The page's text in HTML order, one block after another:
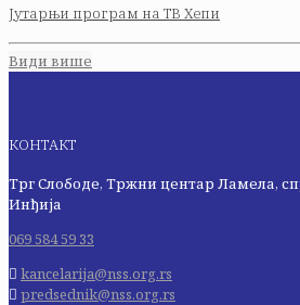
Јутарњи програм на ТВ Хепи
Види више
КОНТАКТ
Трг Слободе, Тржни центар Ламела,
Инђија
069 584 59 33
kancelarija@nss.org.rs
predsednik@nss.org.rs